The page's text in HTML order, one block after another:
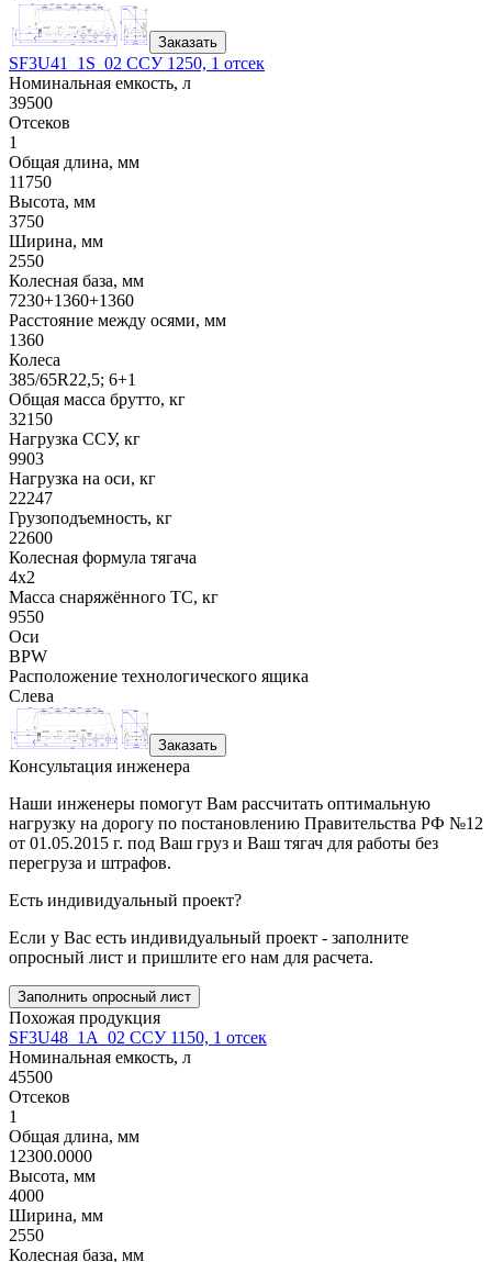
Заказать
SF3U41_1S_02 ССУ 1250, 1 отсек
Номинальная емкость, л
39500
Отсеков
1
Общая длина, мм
11750
Высота, мм
3750
Ширина, мм
2550
Колесная база, мм
7230+1360+1360
Расстояние между осями, мм
1360
Колеса
385/65R22,5; 6+1
Общая масса брутто, кг
32150
Нагрузка ССУ, кг
9903
Нагрузка на оси, кг
22247
Грузоподъемность, кг
22600
Колесная формула тягача
4x2
Масса снаряжённого ТС, кг
9550
Оси
BPW
Расположение технологического ящика
Слева
Заказать
Консультация инженера
Наши инженеры помогут Вам рассчитать оптимальную
нагрузку на дорогу по постановлению Правительства РФ №12
от 01.05.2015 г. под Ваш груз и Ваш тягач для работы без
перегруза и штрафов.
Есть индивидуальный проект?
Если у Вас есть индивидуальный проект - заполните
опросный лист и пришлите его нам для расчета.
Заполнить опросный лист
Похожая продукция
SF3U48_1A_02 ССУ 1150, 1 отсек
Номинальная емкость, л
45500
Отсеков
1
Общая длина, мм
12300.0000
Высота, мм
4000
Ширина, мм
2550
Колесная база, мм